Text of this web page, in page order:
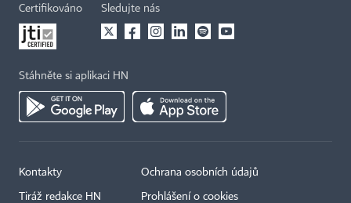
Certifikováno Sledujte nás
Stáhněte si aplikaci HN
Kontakty
Tiráž redakce HN
Ochrana osobních údajů
Prohlášení o cookies